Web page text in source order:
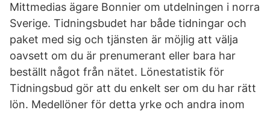
Mittmedias ägare Bonnier om utdelningen i norra
Sverige. Tidningsbudet har både tidningar och
paket med sig och tjänsten är möjlig att välja
oavsett om du är prenumerant eller bara har
beställt något från nätet. Lönestatistik för
Tidningsbud gör att du enkelt ser om du har rätt
lön. Medellöner för detta yrke och andra inom